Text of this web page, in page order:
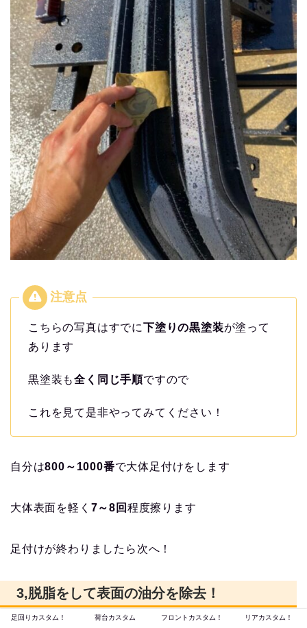
こちらの写真はすでに下塗りの黒塗装が塗って
あります
黒塗装も全く同じ手順ですので
これを見て是非やってみてください！
自分は800～1000番で大体足付けをします
大体表面を軽く 7～8回 程度擦ります
足付けが終わりましたら次へ！
3,脱脂をして表面の油分を除去！
こちらのパーツクリーナーを使用して
足回りカスタム！ 荷台カスタム フロントカスタム！ リアカスタム！